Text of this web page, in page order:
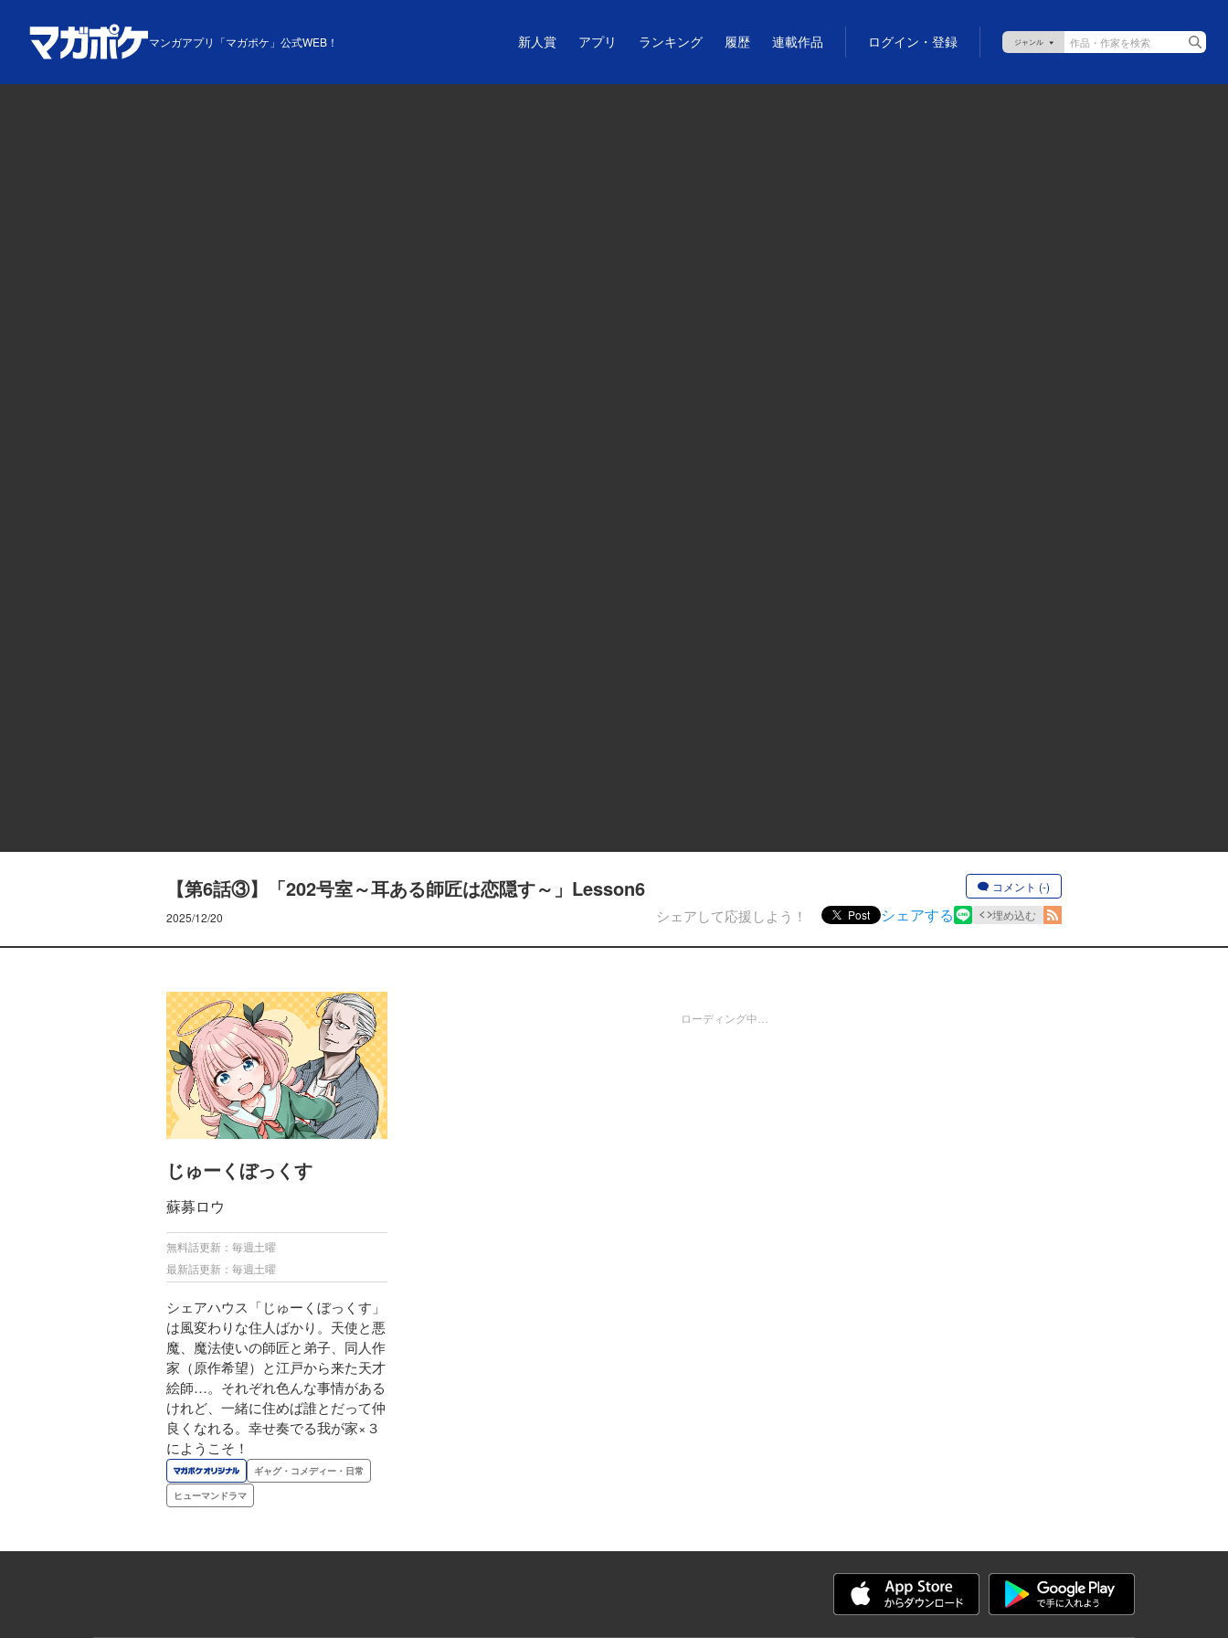
マンガアプリ「マガポケ」公式WEB！ 新人賞 アプリ ランキング 履歴 連載作品 ログイン・登録
【第6話③】「202号室～耳ある師匠は恋隠す～」Lesson6
2025/12/20
コメント (-)
シェアして応援しよう！ Post シェアする 埋め込む
じゅーくぼっくす
蘇募ロウ
無料話更新：毎週土曜
最新話更新：毎週土曜
シェアハウス「じゅーくぼっくす」
は風変わりな住人ばかり。天使と悪
魔、魔法使いの師匠と弟子、同人作
家（原作希望）と江戸から来た天才
絵師…。それぞれ色んな事情がある
けれど、一緒に住めば誰とだって仲
良くなれる。幸せ奏でる我が家×３
にようこそ！
ギャグ・コメディー・日常
ヒューマンドラマ
ローディング中…